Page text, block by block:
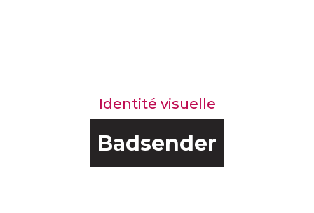
Identité visuelle
Badsender